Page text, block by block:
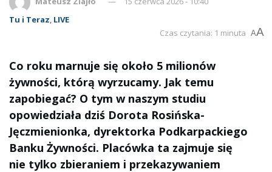
Tu i Teraz, LIVE
Czas czytania: 1 minuta AA
Co roku marnuje się około 5 milionów
żywności, którą wyrzucamy. Jak temu
zapobiegać? O tym w naszym studiu
opowiedziała dziś Dorota Rosińska-
Jęczmienionka, dyrektorka Podkarpackiego
Banku Żywności. Placówka ta zajmuje się
nie tylko zbieraniem i przekazywaniem